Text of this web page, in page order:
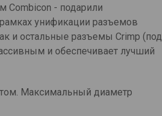
Combicon - подарили
унификации разъемов
и остальные разъемы Crimp (под
и обеспечивает лучший
Максимальный диаметр